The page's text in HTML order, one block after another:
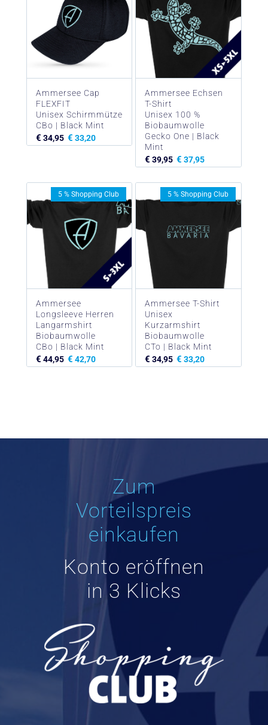
Ammersee Cap
FLEXFIT
Unisex Schirmmütze
CBo | Black Mint
€ 34,95 € 33,20
Ammersee Echsen
T-Shirt
Unisex 100 %
Biobaumwolle
Gecko One | Black
Mint
€ 39,95 € 37,95
Ammersee
Longsleeve Herren
Langarmshirt
Biobaumwolle
CBo | Black Mint
€ 44,95 € 42,70
5 % Shopping Club
Ammersee T-Shirt
Unisex
Kurzarmshirt
Biobaumwolle
CTo | Black Mint
€ 34,95 € 33,20
5 % Shopping Club
Zum
Vorteilspreis
einkaufen
Konto eröffnen
in 3 Klicks